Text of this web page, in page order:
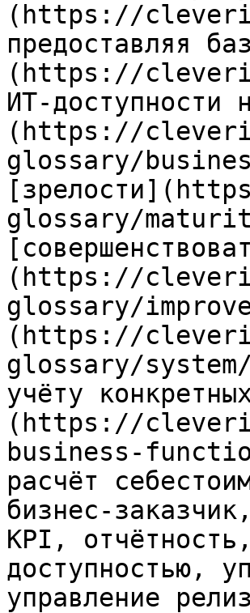
(https://
предоставляя
(https://
ИТ-доступности
(https://
glossary/
glossary/
(https://
glossary/
(https://
glossary/
учёту
(https://
business-
расчёт
бизнес-
KPI,
доступностью,
управление